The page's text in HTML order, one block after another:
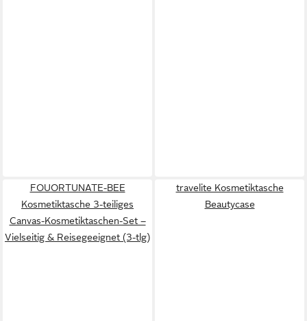
FOUORTUNATE-BEE
Kosmetiktasche 3-teiliges
Canvas-Kosmetiktaschen-Set –
Vielseitig & Reisegeeignet (3-tlg)
travelite Kosmetiktasche
Beautycase